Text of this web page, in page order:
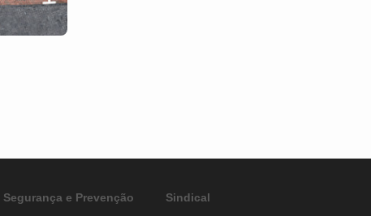
Segurança e Prevenção
Sindical